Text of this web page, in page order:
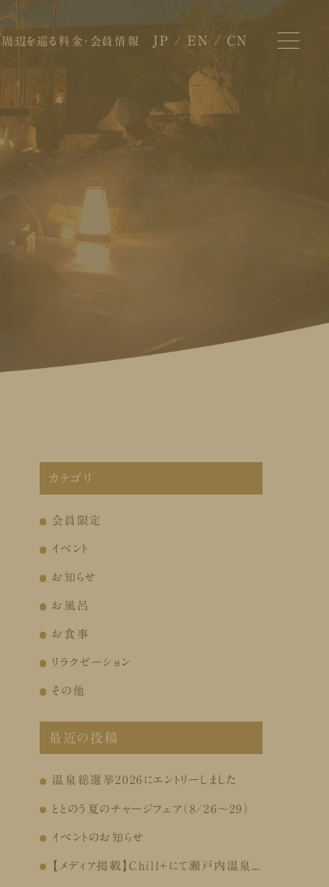
周辺を巡る 料金・会員情報 JP EN CN
カテゴリ
会員限定
イベント
お知らせ
お風呂
お食事
リラクゼーション
その他
最近の投稿
温泉総選挙2026にエントリーしました
ととのう夏のチャージフェア（8/26～29）
イベントのお知らせ